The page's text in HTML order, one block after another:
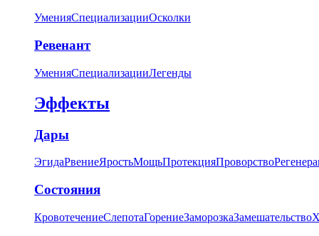
УменияСпециализацииОсколки
Ревенант
УменияСпециализацииЛегенды
Эффекты
Дары
ЭгидаРвениеЯростьМощьПротекцияПроворство
Состояния
КровотечениеСлепотаГорениеЗаморозкаЗамешательство